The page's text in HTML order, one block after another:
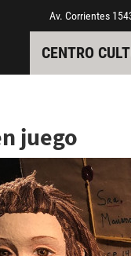
Av. Corrientes
CENTRO
juego